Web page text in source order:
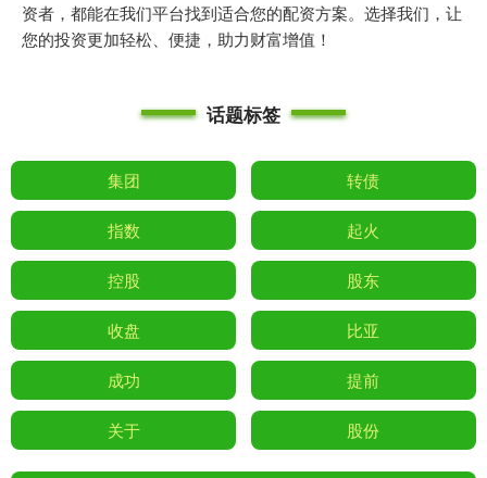
资者，都能在我们平台找到适合您的配资方案。选择我们，让
您的投资更加轻松、便捷，助力财富增值！
话题标签
集团 转债
指数 起火
控股 股东
收盘 比亚
成功 提前
关于 股份